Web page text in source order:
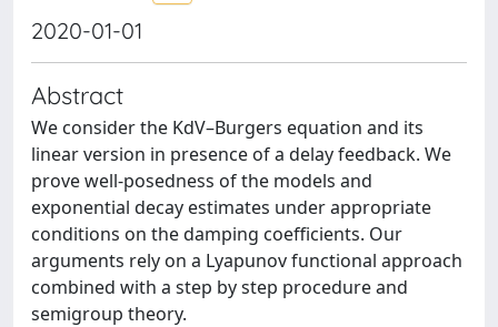
2020-01-01
Abstract
We consider the KdV–Burgers equation and its
linear version in presence of a delay feedback. We
prove well-posedness of the models and
exponential decay estimates under appropriate
conditions on the damping coefficients. Our
arguments rely on a Lyapunov functional approach
combined with a step by step procedure and
semigroup theory.